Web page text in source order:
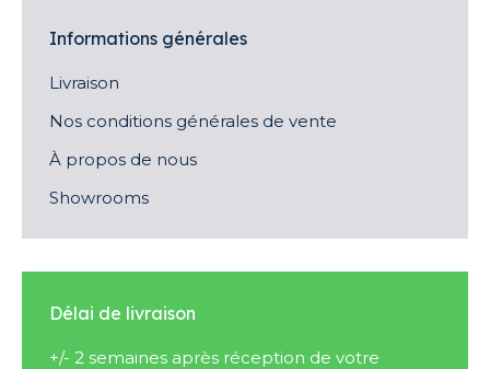
Informations générales
Livraison
Nos conditions générales de vente
À propos de nous
Showrooms
Délai de livraison
+/- 2 semaines après réception de votre